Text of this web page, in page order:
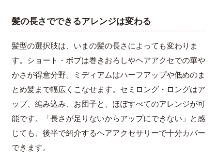
髪の長さでできるアレンジは変わる
髪型の選択肢は、いまの髪の長さによっても変わりま
す。ショート・ボブは巻きおろしやヘアアクセでの華や
かさが得意分野。ミディアムはハーフアップや低めのま
とめ髪まで幅広くこなせます。セミロング・ロングはア
ップ、編み込み、お団子と、ほぼすべてのアレンジが可
能です。「長さが足りないからアップにできない」と感
じても、後半で紹介するヘアアクセサリーで十分カバー
できます。